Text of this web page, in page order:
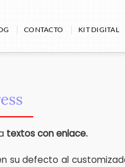
CONTACTO KIT DIGITAL
textos con enlace.
su defecto al